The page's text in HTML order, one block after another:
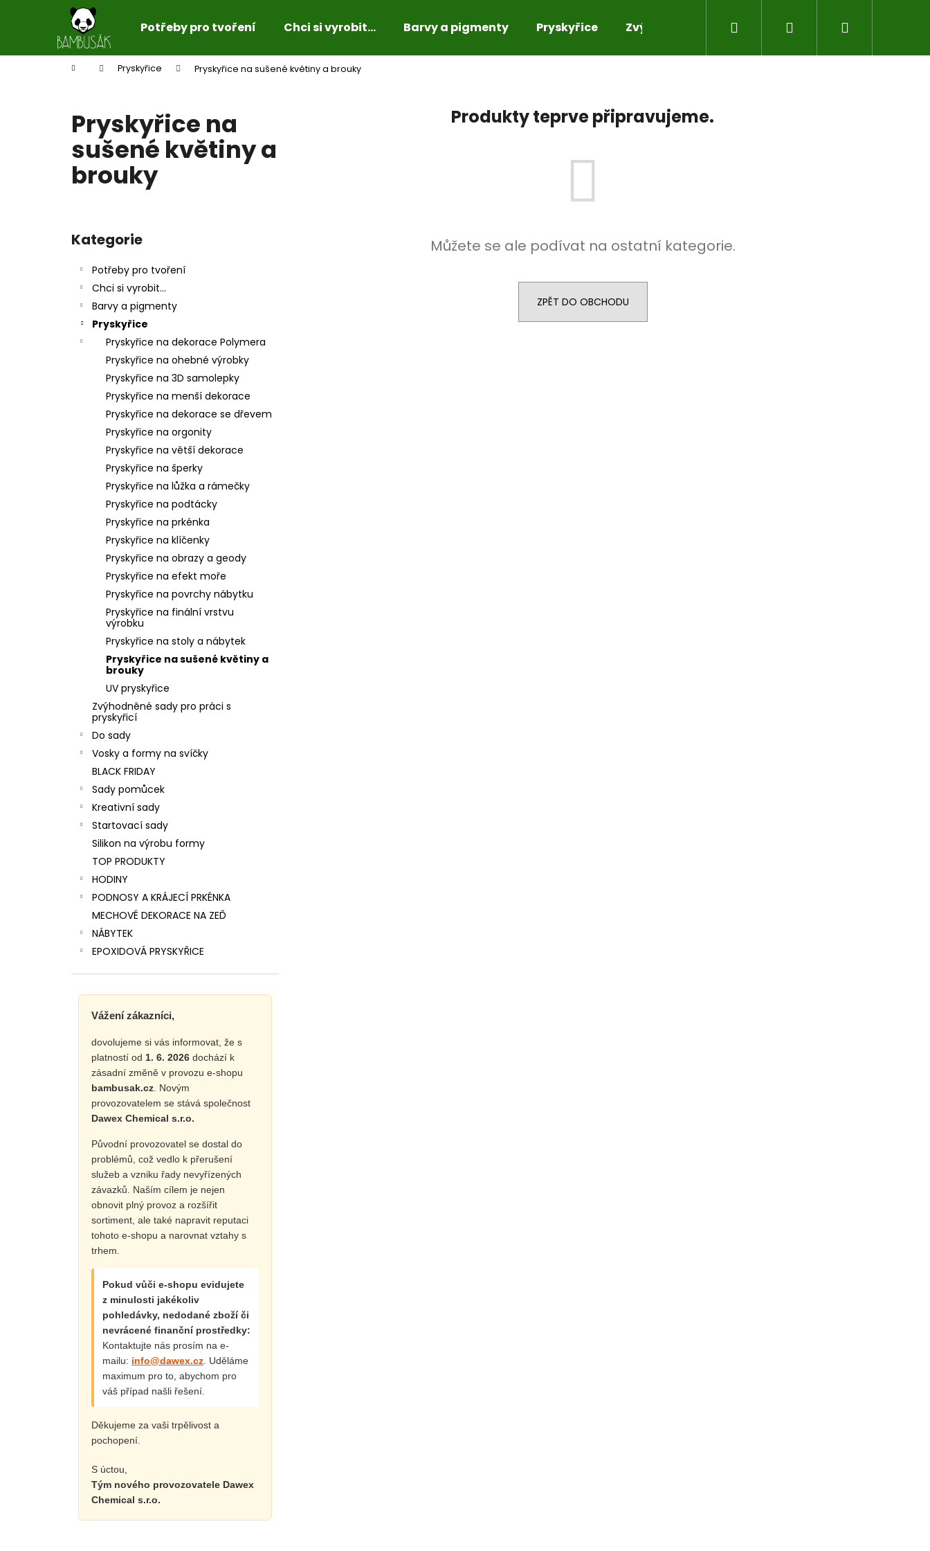
Potřeby pro tvoření Chci si vyrobit... Barvy a pigmenty Pryskyřice Zvýhodněné sady pro práci s pryskyřicí
Přihlášení
Domů Pryskyřice Pryskyřice na sušené květiny a brouky
Pryskyřice na
sušené květiny a
brouky
Přeskočit
kategorie
Kategorie
Potřeby pro tvoření
Chci si vyrobit...
Barvy a pigmenty
Pryskyřice
Pryskyřice na dekorace Polymera
Pryskyřice na ohebné výrobky
Pryskyřice na 3D samolepky
Pryskyřice na menší dekorace
Pryskyřice na dekorace se dřevem
Pryskyřice na orgonity
Pryskyřice na větší dekorace
Pryskyřice na šperky
Pryskyřice na lůžka a rámečky
Pryskyřice na podtácky
Pryskyřice na prkénka
Pryskyřice na klíčenky
Pryskyřice na obrazy a geody
Pryskyřice na efekt moře
Pryskyřice na povrchy nábytku
Pryskyřice na finální vrstvu
výrobku
Pryskyřice na stoly a nábytek
Pryskyřice na sušené květiny a
brouky
UV pryskyřice
Zvýhodněné sady pro práci s
pryskyřicí
Do sady
Vosky a formy na svíčky
BLACK FRIDAY
Sady pomůcek
Kreativní sady
Startovací sady
Silikon na výrobu formy
TOP PRODUKTY
HODINY
PODNOSY A KRÁJECÍ PRKÉNKA
MECHOVÉ DEKORACE NA ZEĎ
NÁBYTEK
EPOXIDOVÁ PRYSKYŘICE
Vážení zákazníci,
dovolujeme si vás informovat, že s
platností od 1. 6. 2026 dochází k
zásadní změně v provozu e-shopu
bambusak.cz . Novým
provozovatelem se stává společnost
Dawex Chemical s.r.o.
Původní provozovatel se dostal do
problémů, což vedlo k přerušení
služeb a vzniku řady nevyřízených
závazků. Naším cílem je nejen
obnovit plný provoz a rozšířit
sortiment, ale také napravit reputaci
tohoto e-shopu a narovnat vztahy s
trhem.
Pokud vůči e-shopu evidujete
z minulosti jakékoliv
pohledávky, nedodané zboží či
nevrácené finanční prostředky:
Kontaktujte nás prosím na e-
mailu: info@dawex.cz . Uděláme
maximum pro to, abychom pro
váš případ našli řešení.
Děkujeme za vaši trpělivost a
pochopení.
S úctou,
Tým nového provozovatele Dawex
Chemical s.r.o.
Produkty teprve připravujeme.
Můžete se ale podívat na ostatní kategorie.
ZPĚT DO OBCHODU
í
Zpět
do
Zpět
do
Co potřebujete najít?
HLEDAT